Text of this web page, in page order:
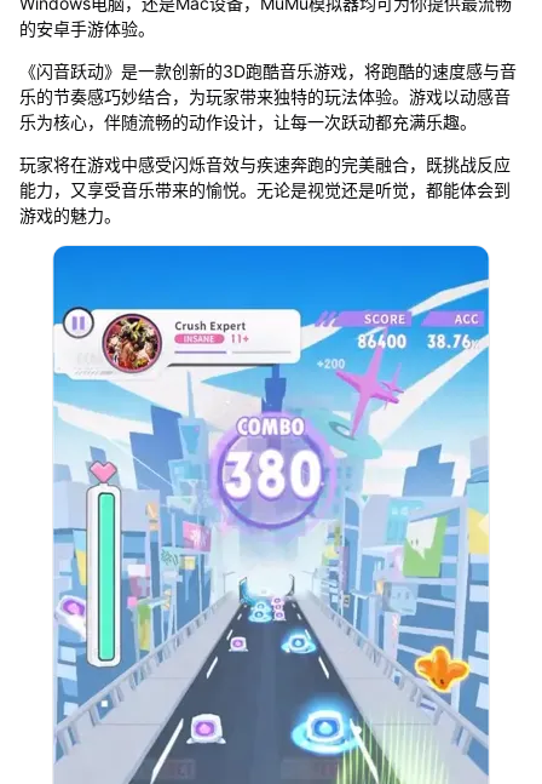
的安卓手游体验。
《闪音跃动》是一款创新的3D跑酷音乐游戏，将跑酷的速度感与音
乐的节奏感巧妙结合，为玩家带来独特的玩法体验。游戏以动感音
乐为核心，伴随流畅的动作设计，让每一次跃动都充满乐趣。
玩家将在游戏中感受闪烁音效与疾速奔跑的完美融合，既挑战反应
能力，又享受音乐带来的愉悦。无论是视觉还是听觉，都能体会到
游戏的魅力。